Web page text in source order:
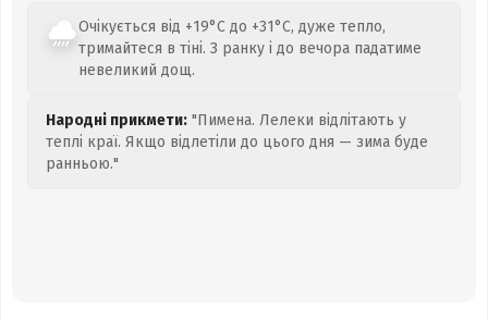
Очікується від +19°C до +31°C, дуже тепло,
тримайтеся в тіні. З ранку і до вечора падатиме
невеликий дощ.
Народні прикмети: "Пимена. Лелеки відлітають у
теплі краї. Якщо відлетіли до цього дня — зима буде
ранньою."